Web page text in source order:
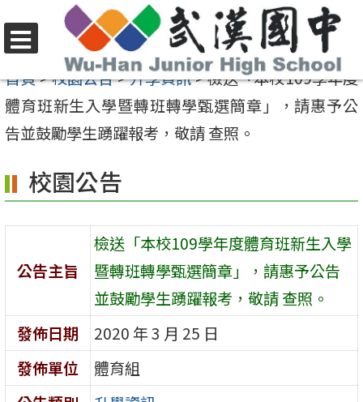
至
要
內
區
選
單
首頁>校園公告>升學資訊>檢送「本校109學年度
體育班新生入學暨轉班轉學甄選簡章」，請惠予公
告並鼓勵學生踴躍報考，敬請 查照。
校園公告
公告主旨
檢送「本校109學年度體育班新生入學
暨轉班轉學甄選簡章」，請惠予公告
並鼓勵學生踴躍報考，敬請 查照。
發佈日期
2020 年 3 月 25 日
發佈單位
體育組